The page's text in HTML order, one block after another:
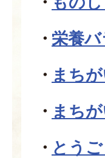
栄養
まち
まち
とう